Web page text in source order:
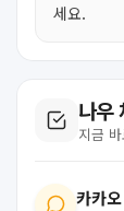
세요.
나우
지금
카카